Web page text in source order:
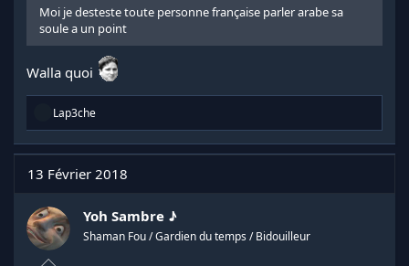
c
s
Moi je desteste toute personne française parler arabe sa
soule a un point
Walla quoi
R
a
c
t
n
s
:
Lap3che
13 Février 2018
Yoh Sambre ♪
Shaman Fou / Gardien du temps / Bidouilleur